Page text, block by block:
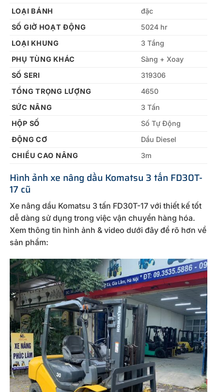
LOẠI BÁNH
đặc
SỐ GIỜ HOẠT ĐỘNG
5024 hr
LOẠI KHUNG
3 Tầng
PHỤ TÙNG KHÁC
Sàng + Xoay
SỐ SERI
319306
TỔNG TRỌNG LƯỢNG
4650
SỨC NÂNG
3 Tấn
HỘP SỐ
Số Tự Động
ĐỘNG CƠ
Dầu Diesel
CHIỀU CAO NÂNG
3m
Hình ảnh xe nâng dầu Komatsu 3 tấn FD30T-
17 cũ
Xe nâng dầu Komatsu 3 tấn FD30T-17 với thiết kế tốt
dễ dàng sử dụng trong việc vận chuyển hàng hóa.
Xem thông tin hình ảnh & video dưới đây để rõ hơn về
sản phẩm: